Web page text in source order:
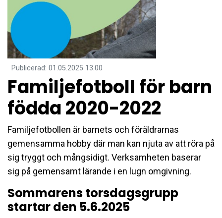
Publicerad: 01.05.2025 13.00
Familjefotboll för barn
födda 2020-2022
Familjefotbollen är barnets och föräldrarnas
gemensamma hobby där man kan njuta av att röra på
sig tryggt och mångsidigt. Verksamheten baserar
sig på gemensamt lärande i en lugn omgivning.
Sommarens torsdagsgrupp
startar den 5.6.2025